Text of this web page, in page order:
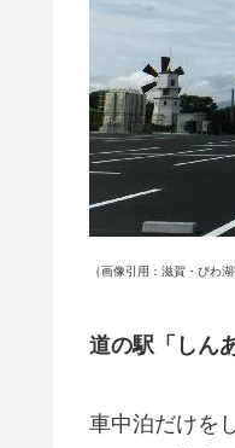
（画像引用：滋賀・びわ
道の駅「しん
車中泊だけを